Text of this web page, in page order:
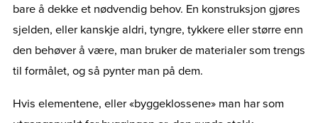
bare å dekke et nødvendig behov. En konstruksjon gjøres
sjelden, eller kanskje aldri, tyngre, tykkere eller større enn
den behøver å være, man bruker de materialer som trengs
til formålet, og så pynter man på dem.
Hvis elementene, eller «byggeklossene» man har som